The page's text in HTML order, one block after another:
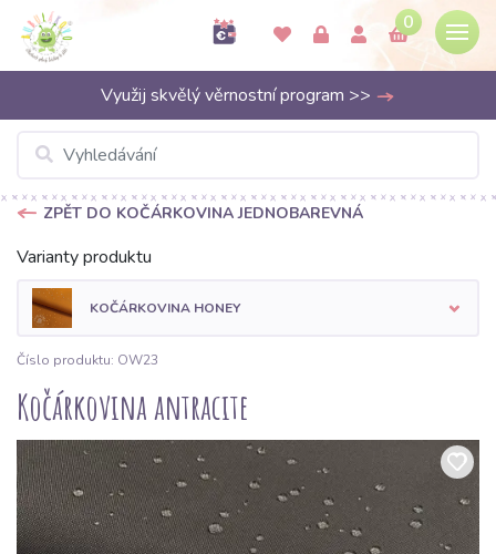
0
Využij skvělý věrnostní program >>
ZPĚT DO KOČÁRKOVINA JEDNOBAREVNÁ
Varianty produktu
KOČÁRKOVINA HONEY
Číslo produktu: OW23
Kočárkovina antracite